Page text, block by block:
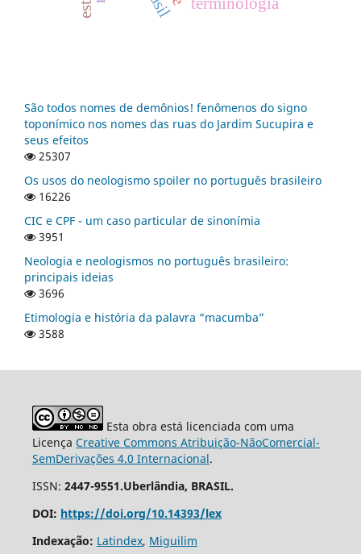
São todos nomes de demônios! fenômenos do signo
toponímico nos nomes das ruas do Jardim Sucupira e
seus efeitos
25307
Os usos do neologismo spoiler no português brasileiro
16226
CIC e CPF - um caso particular de sinonímia
3951
Neologia e neologismos no português brasileiro:
principais ideias
3696
Etimologia e história da palavra “macumba”
3588
Esta obra está licenciada com uma
Licença Creative Commons Atribuição-NãoComercial-
SemDerivações 4.0 Internacional.
ISSN: 2447-9551.Uberlândia, BRASIL.
DOI: https://doi.org/10.14393/lex
Indexação: Latindex, Miguilim